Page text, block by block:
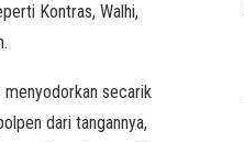
Kontras, Walhi,
menyodorkan secarik
dari tangannya,